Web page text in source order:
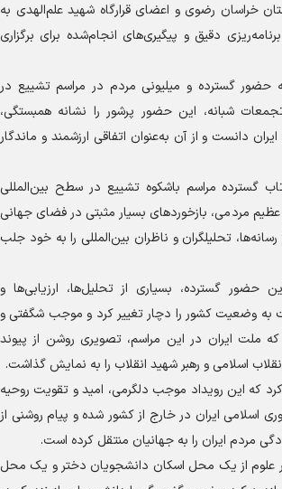
خراسان رضوی و اعضای قرارگاه شهید علم‌الهدی به
دقیق و پیگیری‌های انجام‌شده برای برگزاری
حضور گسترده و میلیونی مردم در مراسم تشییع در
شبانه، این حضور پرشور را نشانه همبستگی،
دانست و از آن به‌عنوان اتفاقی ارزشمند و ماندگار
گسترده مراسم باشکوه تشییع در سطح بین‌المللی
مردمی، بازخورد‌های بسیار مثبتی در فضای جهانی
تحلیلگران و ناظران بین‌المللی را به خود جلب
گسترده، بسیاری از تحلیل‌ها، ارزیابی‌ها و
وضعیت کشور را دچار تغییر کرد و موجب شگفتی و
ملت ایران در این مراسم، تصویری روشن از پیوند
اسلامی و رهبر شهید انقلاب را به نمایش گذاشت.
که این رویداد موجب دلگرمی، امید و تقویت روحیه
اسلامی ایران در خارج از کشور شده و پیام روشنی از
مردم ایران را به جهانیان منتقل کرده است.
علوم از یک محل اسکان دانشجویان دختر و یک محل